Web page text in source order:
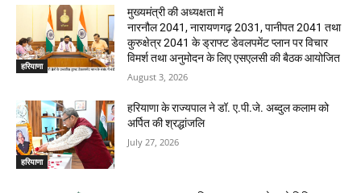
हरियाणा
मुख्यमंत्री की अध्यक्षता में
नारनौल 2041, नारायणगढ़ 2031, पानीपत 2041 तथा
कुरुक्षेत्र 2041 के ड्राफ्ट डेवलपमेंट प्लान पर विचार
विमर्श तथा अनुमोदन के लिए एसएलसी की बैठक आयोजित
August 3, 2026
हरियाणा
हरियाणा के राज्यपाल ने डॉ. ए.पी.जे. अब्दुल कलाम को
अर्पित की श्रद्धांजलि
July 27, 2026